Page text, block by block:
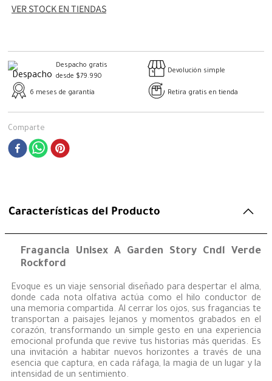
VER STOCK EN TIENDAS
Despacho gratis
desde $79.990
Devolución simple
6 meses de garantía Retira gratis en tienda
Comparte
Características del Producto
Fragancia Unisex A Garden Story Cndl Verde
Rockford
Evoque es un viaje sensorial diseñado para despertar el alma,
donde cada nota olfativa actúa como el hilo conductor de
una memoria compartida. Al cerrar los ojos, sus fragancias te
transportan a paisajes lejanos y momentos grabados en el
corazón, transformando un simple gesto en una experiencia
emocional profunda que revive tus historias más queridas. Es
una invitación a habitar nuevos horizontes a través de una
esencia que captura, en cada ráfaga, la magia de un lugar y la
intensidad de un sentimiento.